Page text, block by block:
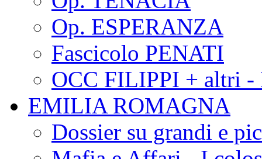
Op. ESPERANZA
Fascicolo PENATI
OCC FILIPPI + altri -
EMILIA ROMAGNA
Dossier su grandi e